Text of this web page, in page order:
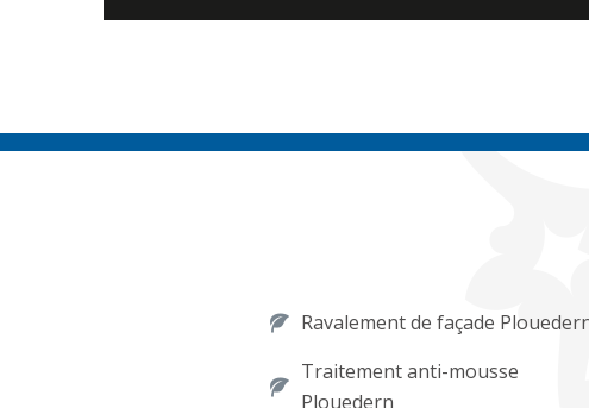
Ravalement de façade
Traitement anti-mousse
Plouedern